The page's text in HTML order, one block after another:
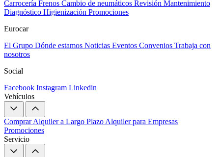
Carrocería Frenos Cambio de neumáticos Revisión Mantenimiento
Diagnóstico Higienización Promociones
Eurocar
El Grupo Dónde estamos Noticias Eventos Convenios Trabaja con
nosotros
Social
Facebook Instagram Linkedin
Vehículos
ComprarAlquiler a Largo Plazo Alquiler para Empresas
Promociones
Servicio